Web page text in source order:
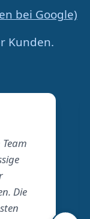
bei Google)
Kunden.
Die